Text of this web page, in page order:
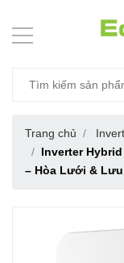
Trang chủ
Inverter Hybrid
– Hòa Lưới &